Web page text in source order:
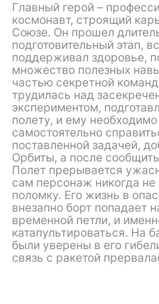
Главный герой –
космонавт, строящий
Союзе. Он прошел
подготовительный этап,
поддерживал здоровье,
множество полезных
частью секретной
трудилась над
экспериментом,
полету, и ему
самостоятельно
поставленной задачей,
Орбиты, а после
Полет прерывается
сам персонаж никогда не
поломку. Его жизнь в
внезапно борт попадает
временной петли, и
катапультироваться. На
были уверены в его
связь с ракетой